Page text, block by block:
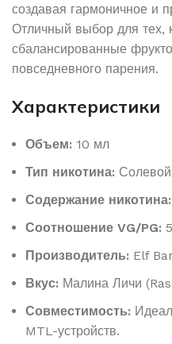
создавая гармоничное и
Отличный выбор для тех,
сбалансированные
повседневного парения.
Характеристики
Объем: 10 мл
Тип никотина: Солевой
Содержание никотина:
Соотношение VG/PG:
Производитель: Elf
Вкус: Малина Личи
Совместимость:
MTL-устройств.